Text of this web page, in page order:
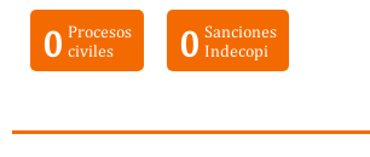
0 Procesos
civiles
0 Sanciones
Indecopi